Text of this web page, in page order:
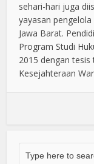
sehari-hari juga
yayasan
Jawa Barat.
Program Studi
2015 dengan
Kesejahteraan